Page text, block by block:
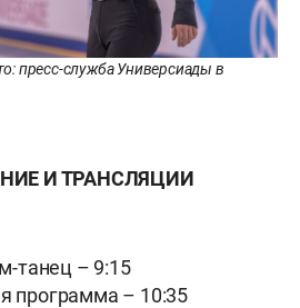
пресс-служба Универсиады в
И ТРАНСЛЯЦИИ
танец – 9:15
программа – 10:35